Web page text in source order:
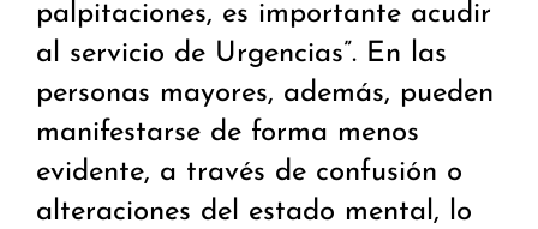
palpitaciones, es importante acudir
al servicio de Urgencias”. En las
personas mayores, además, pueden
manifestarse de forma menos
evidente, a través de confusión o
alteraciones del estado mental, lo